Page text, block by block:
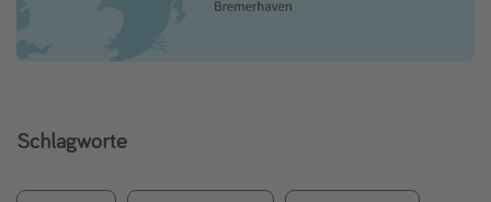
Schlagworte